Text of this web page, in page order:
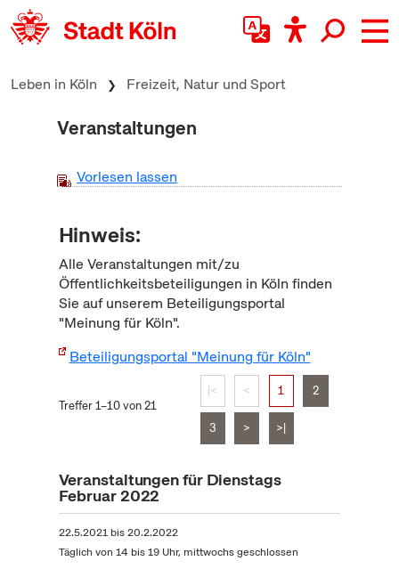
zum Inhalt springen
Leben in Köln Freizeit, Natur und Sport
Veranstaltungen
Vorlesen lassen
Hinweis:
Alle Veranstaltungen mit/zu
Öffentlichkeitsbeteiligungen in Köln finden
Sie auf unserem Beteiligungsportal
"Meinung für Köln".
Beteiligungsportal "Meinung für Köln"
Treffer 1–10 von 21
|< < 1 2
3 > >|
Veranstaltungen für Dienstags
Februar 2022
22.5.2021bis20.2.2022
Täglich von 14 bis 19 Uhr, mittwochs geschlossen